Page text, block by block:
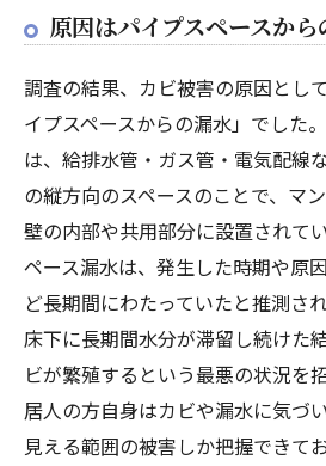
原因はパイプスペースか
調査の結果、カビ被害の原因とし
イプスペースからの漏水」でした
は、給排水管・ガス管・電気配線
の縦方向のスペースのことで、マ
壁の内部や共用部分に設置されて
ペース漏水は、発生した時期や原
ど長期間にわたっていたと推測さ
床下に長期間水分が滞留し続けた
ビが繁殖するという最悪の状況を
居人の方自身はカビや漏水に気づ
見える範囲の被害しか把握できて